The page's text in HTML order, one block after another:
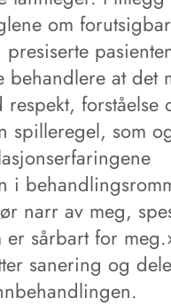
om
at det
forståelse
spilleregel, som
i
narr av meg,
er sårbart for
sanering og